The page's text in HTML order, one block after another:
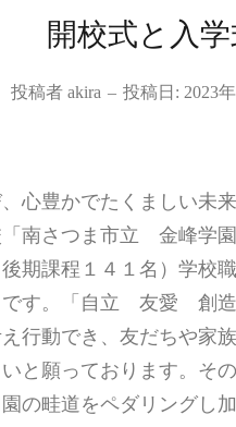
開校式と入
投稿者akira – 投稿日: 2023
心豊かでたくましい未
南さつま市立 金峰学
期課程１４１名）学校
です。「自立 友愛 創
行動でき、友だちや家
と願っております。そ
の畦道をペダリングし